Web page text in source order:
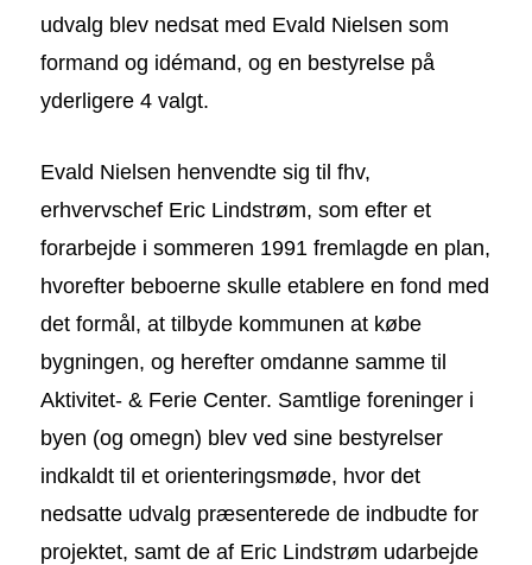
udvalg blev nedsat med Evald Nielsen som
formand og idémand, og en bestyrelse på
yderligere 4 valgt.
Evald Nielsen henvendte sig til fhv,
erhvervschef Eric Lindstrøm, som efter et
forarbejde i sommeren 1991 fremlagde en plan,
hvorefter beboerne skulle etablere en fond med
det formål, at tilbyde kommunen at købe
bygningen, og herefter omdanne samme til
Aktivitet- & Ferie Center. Samtlige foreninger i
byen (og omegn) blev ved sine bestyrelser
indkaldt til et orienteringsmøde, hvor det
nedsatte udvalg præsenterede de indbudte for
projektet, samt de af Eric Lindstrøm udarbejde